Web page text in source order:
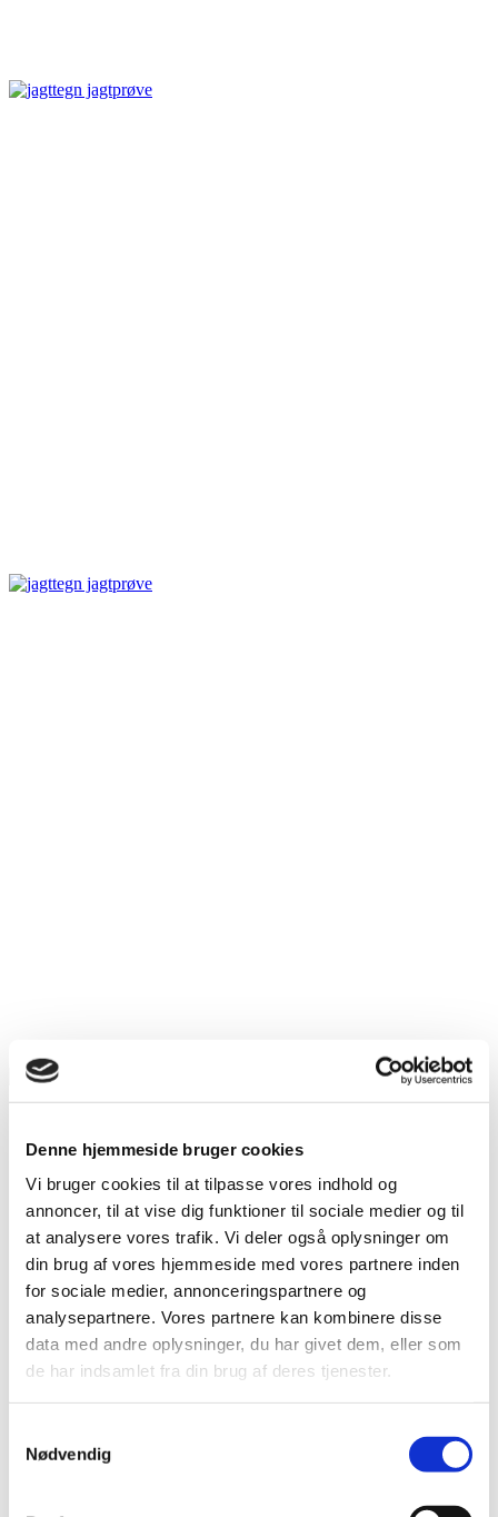
Denne hjemmeside bruger cookies
Vi bruger cookies til at tilpasse vores indhold og
annoncer, til at vise dig funktioner til sociale medier og til
at analysere vores trafik. Vi deler også oplysninger om
din brug af vores hjemmeside med vores partnere inden
for sociale medier, annonceringspartnere og
analysepartnere. Vores partnere kan kombinere disse
data med andre oplysninger, du har givet dem, eller som
de har indsamlet fra din brug af deres tjenester.
Nødvendig